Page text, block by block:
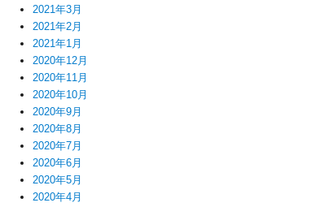
2021年3月
2021年2月
2021年1月
2020年12月
2020年11月
2020年10月
2020年9月
2020年8月
2020年7月
2020年6月
2020年5月
2020年4月